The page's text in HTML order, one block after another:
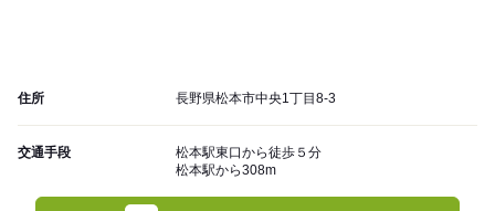
住所 長野県松本市中央1丁目8-3
交通手段
松本駅東口から徒歩５分
松本駅から308m